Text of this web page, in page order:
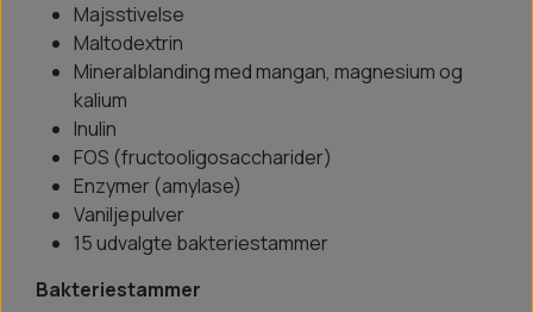
Majsstivelse
Maltodextrin
Mineralblanding med mangan, magnesium og
kalium
Inulin
FOS (fructooligosaccharider)
Enzymer (amylase)
Vaniljepulver
15 udvalgte bakteriestammer
Bakteriestammer